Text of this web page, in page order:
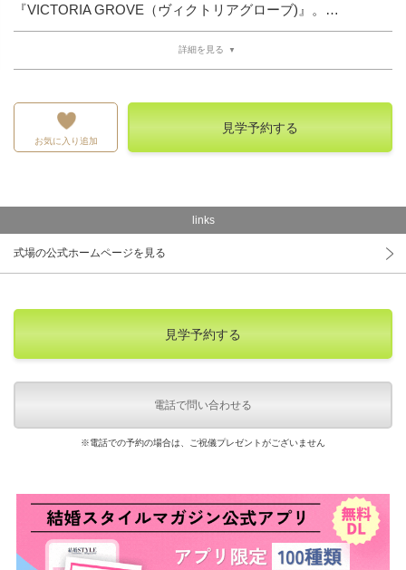
『VICTORIA GROVE（ヴィクトリアグローブ)』。…
詳細を見る
お気に入り追加
見学予約する
links
式場の公式ホームページを見る
見学予約する
電話で問い合わせる
※電話での予約の場合は、ご祝儀プレゼントがございません